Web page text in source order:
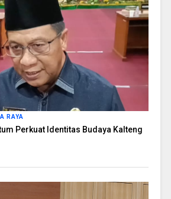
RAYA
Perkuat Identitas Budaya Kalteng